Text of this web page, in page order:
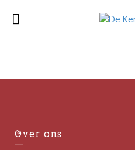
Over ons